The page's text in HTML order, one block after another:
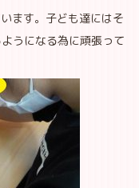
ます。子ども達にはそ
うになる為に頑張って